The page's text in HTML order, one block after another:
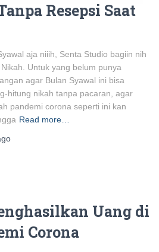
Resepsi Saat
aja niiih, Senta Studio bagiin nih
Untuk yang belum punya
agar Bulan Syawal ini bisa
hitung nikah tanpa pacaran, agar
pandemi corona seperti ini kan
Read more…
Uang di
Corona